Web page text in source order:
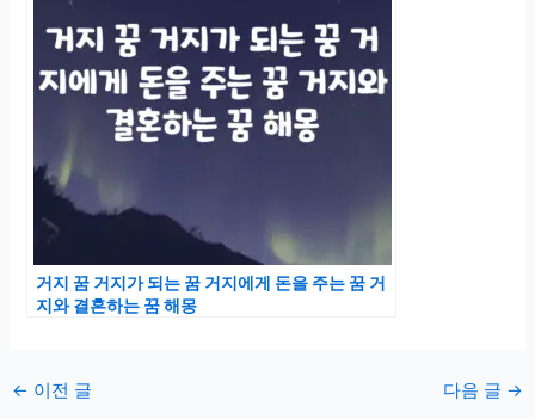
거지 꿈 거지가 되는 꿈 거지에게 돈을 주는 꿈 거
지와 결혼하는 꿈 해몽
포
← 이전 글 다음 글 →